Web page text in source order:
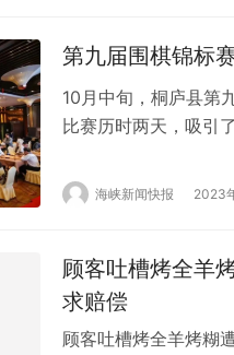
的伟…
第九届围棋锦标
10月中旬，桐庐县第
比赛历时两天，吸引
为参赛选手们提供了
海峡新闻快报 2023
顾客吐槽烤全羊
求赔偿
顾客吐槽烤全羊烤糊